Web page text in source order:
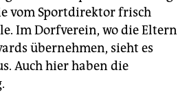
vom Sportdirektor frisch
Im Dorfverein, wo die Eltern
übernehmen, sieht es
Auch hier haben die